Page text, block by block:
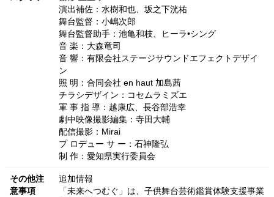
演出補佐：水樹和也、坂之下洸祐
舞台監督：小嶋次郎
舞台監督助手：池亀和枝、ヒーラ•シング
音 楽：大森竜司
音 響：有限会社ステージサウンドエフェクトデザイ
ン
照 明：合同会社 en haut 加島茜
チラシデザイン：コセムラミズエ
軍 事 指 導：越康広、長谷部浩幸
劇中映像撮影編集：寺田大輔
配信撮影：Mirai
プ ロデュー サ ー：石神隆弘
制 作：愛知県実行委員会
その他注
意事項
追加情報
「未来へつむぐ」は、子供舞台芸術鑑賞体験支援事業